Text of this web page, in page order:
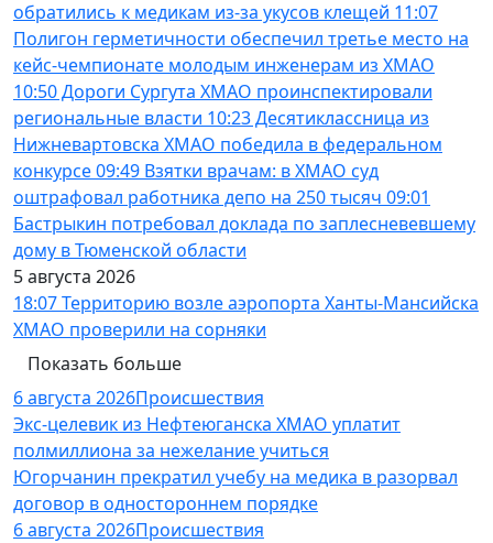
обратились к медикам из-за укусов клещей 11:07
Полигон герметичности обеспечил третье место на
кейс-чемпионате молодым инженерам из ХМАО
10:50Дороги Сургута ХМАО проинспектировали
региональные власти 10:23Десятиклассница из
Нижневартовска ХМАО победила в федеральном
конкурсе09:49 Взятки врачам: в ХМАО суд
оштрафовал работника депо на 250 тысяч 09:01
Бастрыкин потребовал доклада по заплесневевшему
дому в Тюменской области
5 августа 2026
18:07Территорию возле аэропорта Ханты-Мансийска
ХМАО проверили на сорняки
Показать больше
6 августа 2026Происшествия
Экс-целевик из Нефтеюганска ХМАО уплатит
полмиллиона за нежелание учиться
Югорчанин прекратил учебу на медика в разорвал
договор в одностороннем порядке
6 августа 2026Происшествия